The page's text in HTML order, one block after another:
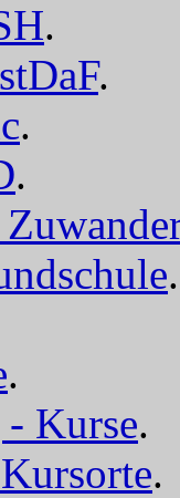
.
.
.
.
.
.
Kurse.
.